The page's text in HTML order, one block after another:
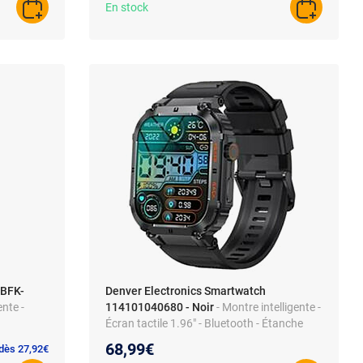
AJOUTER AU PANIER
En stock
AJOUTER
-
27,92€
Denver Electronics Smartwatch
114101040680 - Noir- Montre intelligente -
Écran tactile 1.96" - Bluetooth - Étanche
68,99€